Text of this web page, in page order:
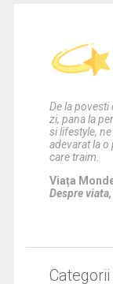
De la povesti
zi, pana la
si lifestyle,
adevarat la o
care traim.
Viața
Despre